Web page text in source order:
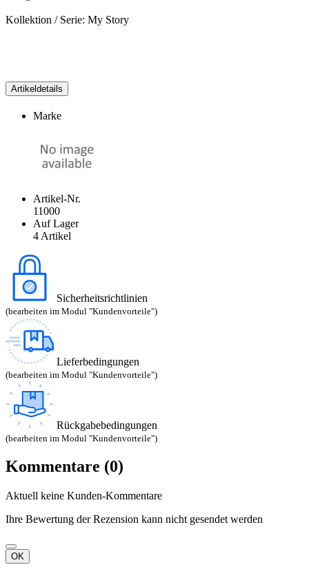
Kollektion / Serie: My Story
Artikeldetails
Marke
Artikel-Nr.
11000
Auf Lager
4 Artikel
Sicherheitsrichtlinien
(bearbeiten im Modul "Kundenvorteile")
Lieferbedingungen
(bearbeiten im Modul "Kundenvorteile")
Rückgabebedingungen
(bearbeiten im Modul "Kundenvorteile")
Kommentare (0)
Aktuell keine Kunden-Kommentare
Ihre Bewertung der Rezension kann nicht gesendet werden
OK